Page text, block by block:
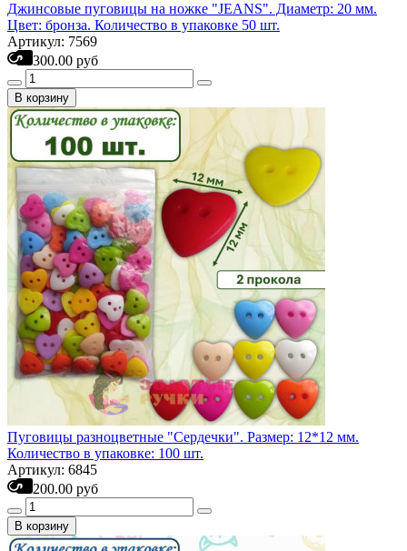
Джинсовые пуговицы на ножке "JEANS". Диаметр: 20 мм.
Цвет: бронза. Количество в упаковке 50 шт.
Артикул: 7569
300.00 руб
В корзину
Пуговицы разноцветные "Сердечки". Размер: 12*12 мм.
Количество в упаковке: 100 шт.
Артикул: 6845
200.00 руб
В корзину